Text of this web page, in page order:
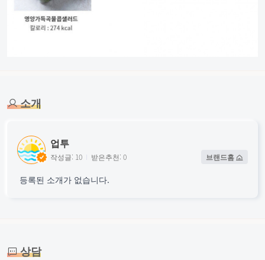
소개
업투
작성글: 10 받은추천: 0 브랜드홈
등록된 소개가 없습니다.
상담